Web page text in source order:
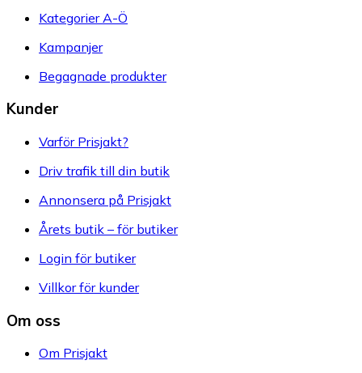
Kategorier A-Ö
Kampanjer
Begagnade produkter
Kunder
Varför Prisjakt?
Driv trafik till din butik
Annonsera på Prisjakt
Årets butik – för butiker
Login för butiker
Villkor för kunder
Om oss
Om Prisjakt